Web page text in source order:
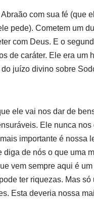
com sua fé (que
pede). Cometem um
com Deus. E o
de caráter. Ele era um
juízo divino sobre
ele vai nos dar de
Ele nunca
importante é nossa
de nós o que uma
vem sempre aqui é
ter riquezas. Mas
Esta deveria nossa